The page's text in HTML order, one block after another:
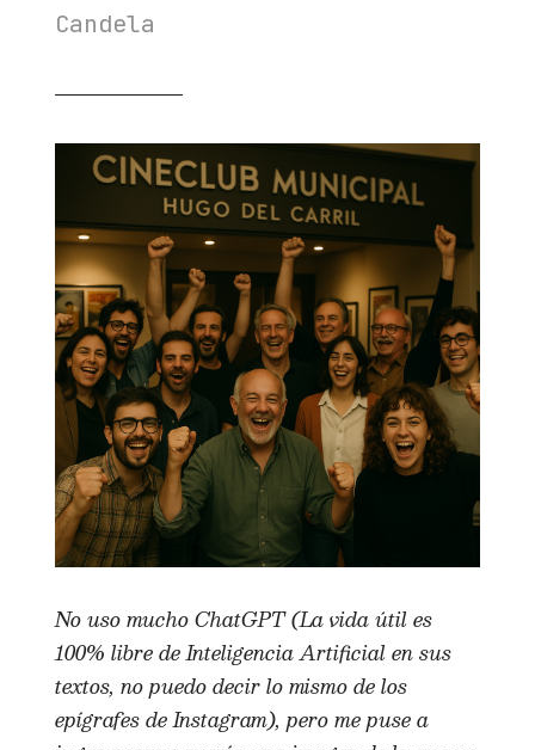
Candela
No uso mucho ChatGPT (La vida útil es
100% libre de Inteligencia Artificial en sus
textos, no puedo decir lo mismo de los
epígrafes de Instagram), pero me puse a